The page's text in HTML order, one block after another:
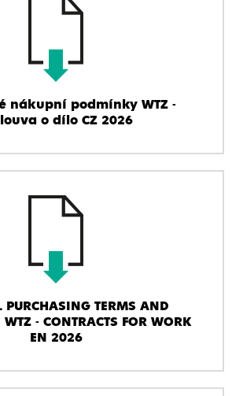
nákupní podmínky WTZ -
o dílo CZ 2026
PURCHASING TERMS AND
- CONTRACTS FOR WORK
EN 2026